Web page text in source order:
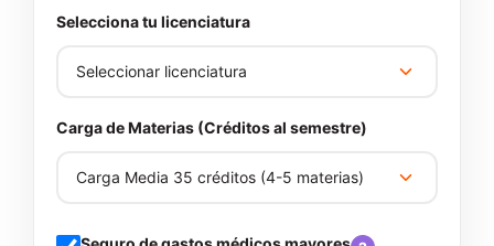
Selecciona tu licenciatura
Carga de Materias (Créditos al semestre)